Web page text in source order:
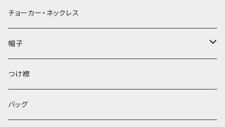
チョーカー・ネックレス
帽子
ベレー帽
つけ襟
バッグ